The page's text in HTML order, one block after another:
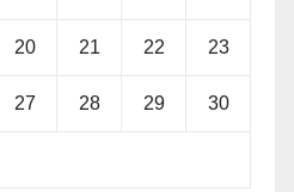
20 21 22 23
27 28 29 30